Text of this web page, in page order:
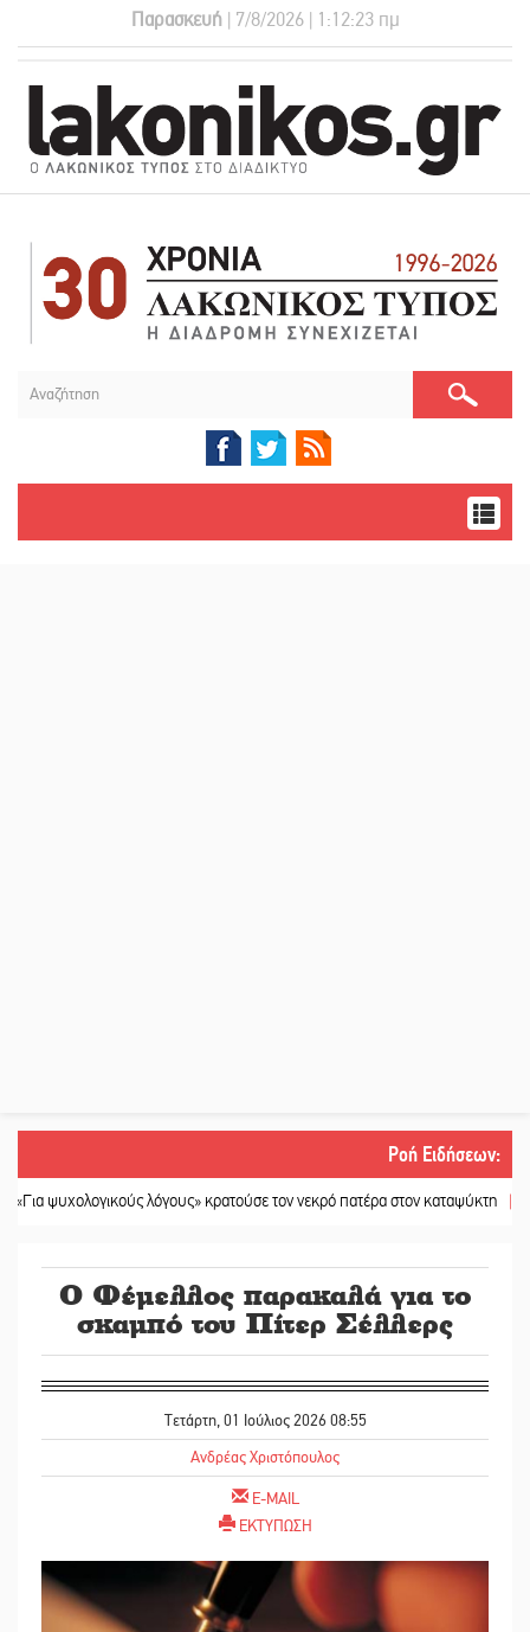
Παρασκευή | 7/8/2026 | 1:12:24 πμ
Ροή Ειδήσεων:
λόγους» κρατούσε τον νεκρό πατέρα στον καταψύκτη || Kastoras
Ο Φέμελλος παρακαλά για το
σκαμπό του Πίτερ Σέλλερς
Τετάρτη, 01 Ιούλιος 2026 08:55
Ανδρέας Χριστόπουλος
E-MAIL
ΕΚΤΥΠΩΣΗ